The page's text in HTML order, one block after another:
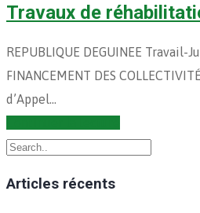
Travaux de
REPUBLIQUE DEGUINEE
FINANCEMENT DES
d’Appel…
Articles récents